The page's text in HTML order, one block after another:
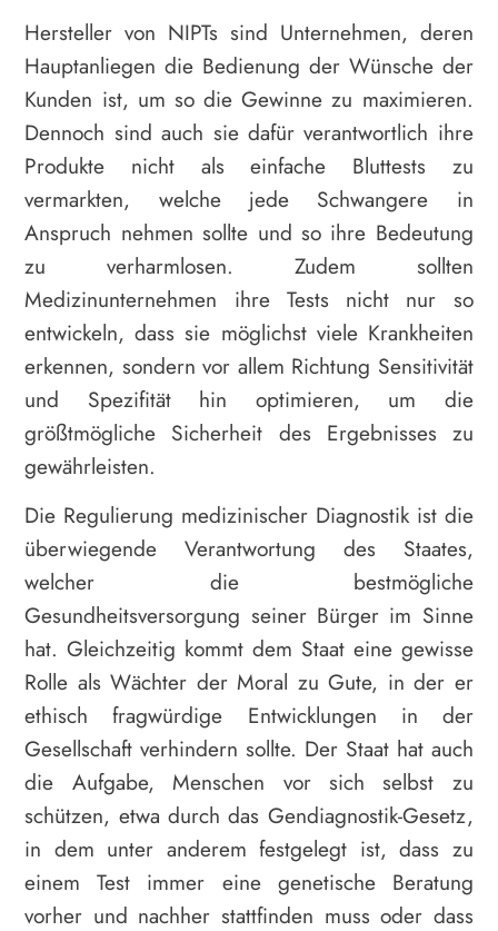
Hersteller von NIPTs sind Unternehmen, deren
Hauptanliegen die Bedienung der Wünsche der
Kunden ist, um so die Gewinne zu maximieren.
Dennoch sind auch sie dafür verantwortlich ihre
Produkte nicht als einfache Bluttests zu
vermarkten, welche jede Schwangere in
Anspruch nehmen sollte und so ihre Bedeutung
zu verharmlosen. Zudem sollten
Medizinunternehmen ihre Tests nicht nur so
entwickeln, dass sie möglichst viele Krankheiten
erkennen, sondern vor allem Richtung Sensitivität
und Spezifität hin optimieren, um die
größtmögliche Sicherheit des Ergebnisses zu
gewährleisten.
Die Regulierung medizinischer Diagnostik ist die
überwiegende Verantwortung des Staates,
welcher die bestmögliche
Gesundheitsversorgung seiner Bürger im Sinne
hat. Gleichzeitig kommt dem Staat eine gewisse
Rolle als Wächter der Moral zu Gute, in der er
ethisch fragwürdige Entwicklungen in der
Gesellschaft verhindern sollte. Der Staat hat auch
die Aufgabe, Menschen vor sich selbst zu
schützen, etwa durch das Gendiagnostik-Gesetz,
in dem unter anderem festgelegt ist, dass zu
einem Test immer eine genetische Beratung
vorher und nachher stattfinden muss oder dass